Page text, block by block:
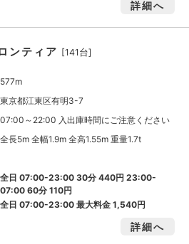
詳細へ
ンティア [141台]
577m
東京都江東区有明3-7
07:00～22:00 入出庫時間にご注意ください
全長5m 全幅1.9m 全高1.55m 重量1.7t
全日 07:00-23:00 30分 440円 23:00-
07:00 60分 110円
全日 07:00-23:00 最大料金1,540円
詳細へ